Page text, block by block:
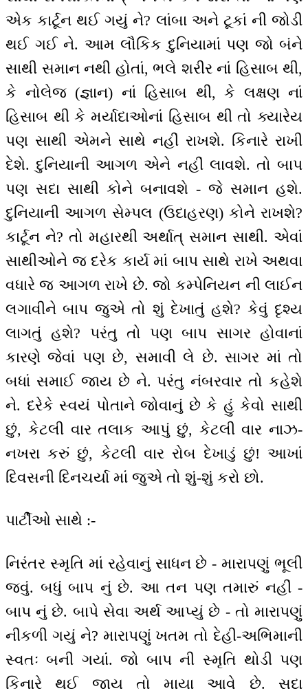
એક કાર્ટૂન થઈ ગયું ને? લાંબા અને ટૂકાં ની જોડી
થઈ ગઈ ને. આમ લૌકિક દુનિયામાં પણ જો બંને
સાથી સમાન નથી હોતાં, ભલે શરીર નાં હિસાબ થી,
કે નોલેજ (જ્ઞાન) નાં હિસાબ થી, કે લક્ષણ નાં
હિસાબ થી કે મર્યાદાઓનાં હિસાબ થી તો ક્યારેય
પણ સાથી એમને સાથે નહીં રાખશે. કિનારે રાખી
દેશે. દુનિયાની આગળ એને નહીં લાવશે. તો બાપ
પણ સદા સાથી કોને બનાવશે - જે સમાન હશે.
દુનિયાની આગળ સેમ્પલ (ઉદાહરણ) કોને રાખશે?
કાર્ટૂન ને? તો મહારથી અર્થાત્ સમાન સાથી. એવાં
સાથીઓને જ દરેક કાર્ય માં બાપ સાથે રાખે અથવા
વધારે જ આગળ રાખે છે. જો કમ્પેનિયન ની લાઈન
લગાવીને બાપ જુએ તો શું દેખાતું હશે? કેવું દૃશ્ય
લાગતું હશે? પરંતુ તો પણ બાપ સાગર હોવાનાં
કારણે જેવાં પણ છે, સમાવી લે છે. સાગર માં તો
બધાં સમાઈ જાય છે ને. પરંતુ નંબરવાર તો કહેશે
ને. દરેકે સ્વયં પોતાને જોવાનું છે કે હું કેવો સાથી
છું, કેટલી વાર તલાક આપું છું, કેટલી વાર નાઝ-
નખરા કરું છું, કેટલી વાર રોબ દેખાડું છું! આખાં
દિવસની દિનચર્યા માં જુએ તો શું-શું કરો છો.
પાર્ટીઓ સાથે :-
નિરંતર સ્મૃતિ માં રહેવાનું સાધન છે - મારાપણું ભૂલી
જવું. બધું બાપ નું છે. આ તન પણ તમારું નહીં -
બાપ નું છે. બાપે સેવા અર્થ આપ્યું છે - તો મારાપણું
નીકળી ગયું ને? મારાપણું ખતમ તો દેહી-અભિમાની
સ્વતઃ બની ગયાં. જો બાપ ની સ્મૃતિ થોડી પણ
કિનારે થઈ જાય તો માયા આવે છે. સદા